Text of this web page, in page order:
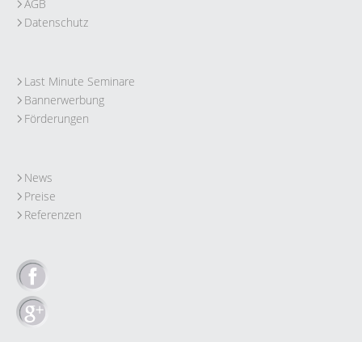
AGB
Datenschutz
Last Minute Seminare
Bannerwerbung
Förderungen
News
Preise
Referenzen